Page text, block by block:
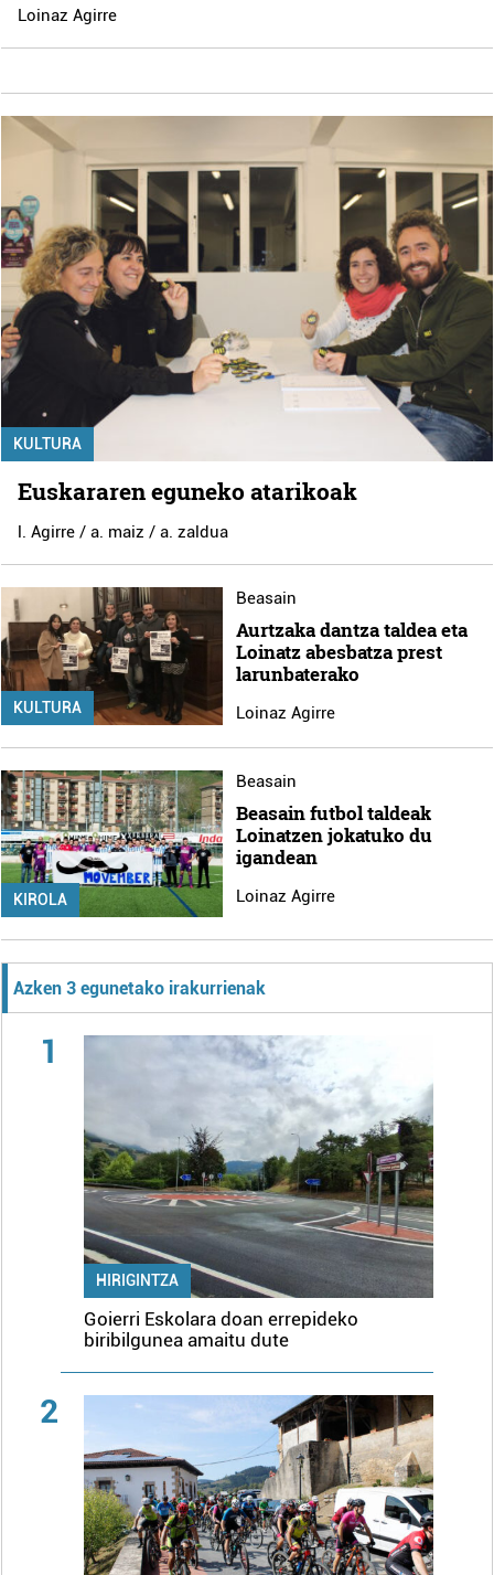
Loinaz Agirre
KULTURA
Euskararen eguneko atarikoak
l. Agirre / a. maiz / a. zaldua
KULTURA
Beasain
Aurtzaka dantza taldea eta
Loinatz abesbatza prest
larunbaterako
Loinaz Agirre
KIROLA
Beasain
Beasain futbol taldeak
Loinatzen jokatuko du
igandean
Loinaz Agirre
Azken 3 egunetako irakurrienak
1
HIRIGINTZA
Goierri Eskolara doan errepideko
biribilgunea amaitu dute
2